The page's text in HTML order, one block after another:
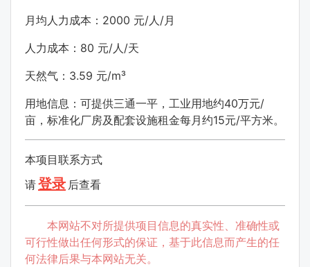
月均人力成本：2000 元/人/月
人力成本：80 元/人/天
天然气：3.59 元/m³
用地信息：可提供三通一平，工业用地约40万元/
亩，标准化厂房及配套设施租金每月约15元/平方米。
本项目联系方式
请登录 后查看
本网站不对所提供项目信息的真实性、准确性或
可行性做出任何形式的保证，基于此信息而产生的任
何法律后果与本网站无关。